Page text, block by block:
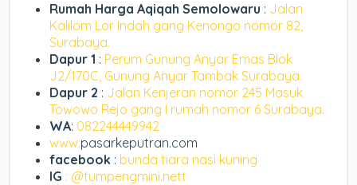
Rumah Harga Aqiqah Semolowaru : Jalan
Kalilom Lor Indah gang Kenongo nomor 82,
Surabaya.
Dapur 1 : Perum Gunung Anyar Emas Blok
J2/170C, Gunung Anyar Tambak Surabaya.
Dapur 2 : Jalan Kenjeran nomor 245 Masuk
Towowo Rejo gang I rumah nomor 6 Surabaya.
WA: 082244449942
www.pasarkeputran.com
facebook : bunda tiara nasi kuning
IG : @tumpengmini.nett